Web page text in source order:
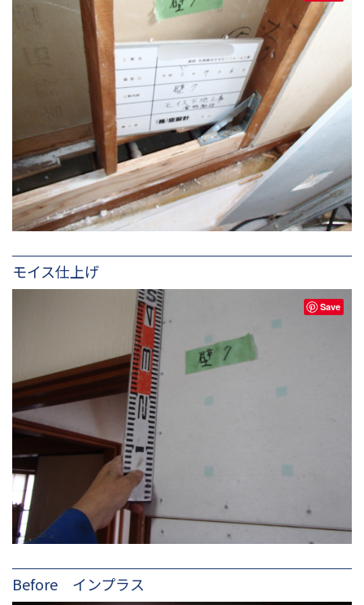
モイス仕上げ
Save
Before インプラス